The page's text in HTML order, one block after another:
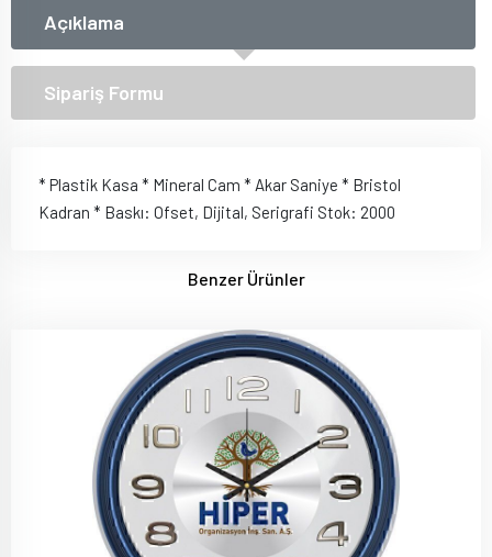
Açıklama
Sipariş Formu
* Plastik Kasa * Mineral Cam * Akar Saniye * Bristol
Kadran * Baskı: Ofset, Dijital, Serigrafi Stok: 2000
Benzer Ürünler